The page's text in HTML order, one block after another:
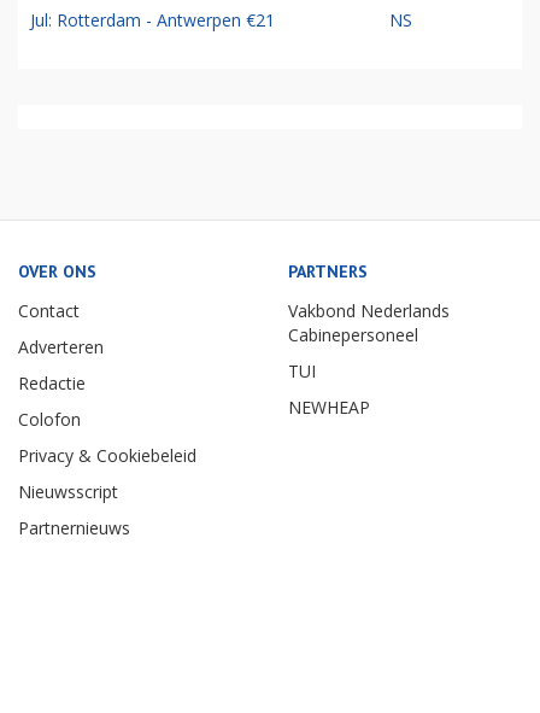
Jul: Rotterdam - Antwerpen €21 NS
OVER ONS
Contact
Adverteren
Redactie
Colofon
Privacy & Cookiebeleid
Nieuwsscript
Partnernieuws
PARTNERS
Vakbond Nederlands
Cabinepersoneel
TUI
NEWHEAP